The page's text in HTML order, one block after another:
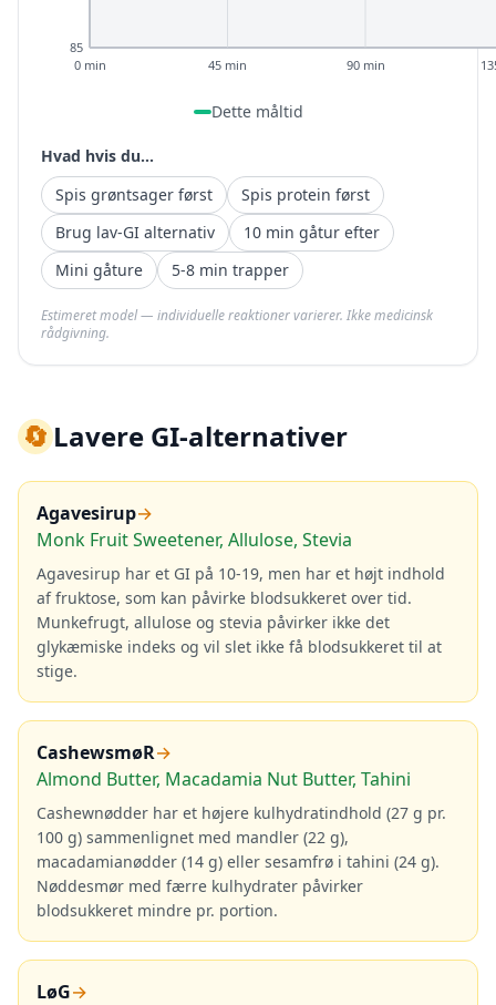
85
0 min 45 min 90 min
Dette måltid
Hvad hvis du...
Spis grøntsager først
Spis protein først
Brug lav-GI alternativ
10 min gåtur efter
Mini gåture
5-8 min trapper
Estimeret model — individuelle reaktioner varierer. Ikke medicinsk
rådgivning.
🔄Lavere GI-alternativer
Agavesirup→
Monk Fruit Sweetener, Allulose, Stevia
Agavesirup har et GI på 10-19, men har et højt indhold
af fruktose, som kan påvirke blodsukkeret over tid.
Munkefrugt, allulose og stevia påvirker ikke det
glykæmiske indeks og vil slet ikke få blodsukkeret til at
stige.
CashewsmøR→
Almond Butter, Macadamia Nut Butter, Tahini
Cashewnødder har et højere kulhydratindhold (27 g pr.
100 g) sammenlignet med mandler (22 g),
macadamianødder (14 g) eller sesamfrø i tahini (24 g).
Nøddesmør med færre kulhydrater påvirker
blodsukkeret mindre pr. portion.
LøG→